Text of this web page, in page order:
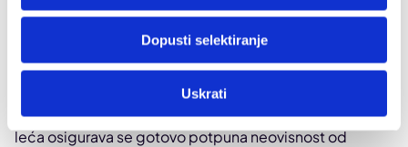
Dopusti selektiranje
Uskrati
Multifokalne premium leće
Multifokalne leće jedine pacijentu omogućuje čitav
raspon vida bez nošenja naočala – na daljinu, srednju
udaljenost i na blizu. Jedino ugradnjom multifokalnih
leća osigurava se gotovo potpuna neovisnost od